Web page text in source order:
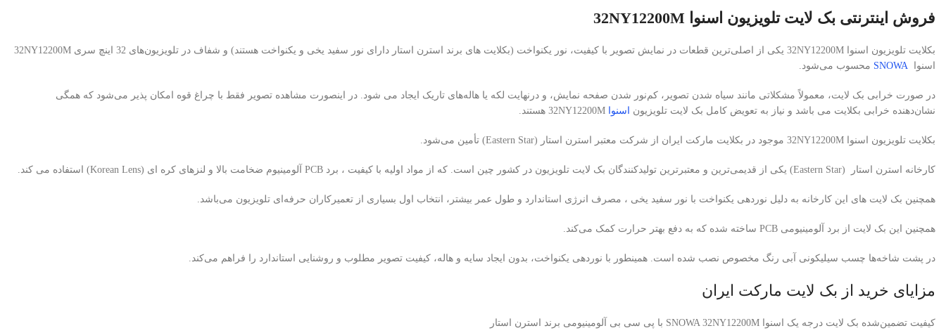
فروش اینترنتی بک لایت تلویزیون اسنوا 32NY12200M
بکلایت تلویزیون اسنوا 32NY12200M یکی از اصلی‌ترین قطعات در نمایش تصویر با کیفیت، نور یکنواخت (بکلایت های برند استرن استار دارای نور سفید یخی و یکنواخت هستند) و شفاف در تلویزیون‌های 32 اینچ سری 32NY12200M
اسنوا
محسوب می‌شود.
در صورت خرابی بک لایت، معمولاً مشکلاتی مانند سیاه شدن تصویر، کم‌نور شدن صفحه نمایش، و درنهایت لکه یا هاله‌های تاریک ایجاد می شود. در اینصورت مشاهده تصویر فقط با چراغ قوه امکان پذیر می‌شود که همگی
نشان‌دهنده خرابی بکلایت می باشد و نیاز به تعویض کامل بک لایت تلویزیون
اسنوا
بکلایت تلویزیون اسنوا 32NY12200M موجود در بکلایت مارکت ایران از شرکت معتبر استرن استار (Eastern Star) تأمین می‌شود.
کارخانه استرن استار (Eastern Star) یکی از قدیمی‌ترین و معتبرترین تولیدکنندگان بک لایت تلویزیون در کشور چین است. که از مواد اولیه با کیفیت ، برد PCB آلومینیوم ضخامت بالا و لنزهای کره ای (Korean Lens) استفاده می کند.
همچنین بک لایت های این کارخانه به دلیل نوردهی یکنواخت با نور سفید یخی ، مصرف انرژی استاندارد و طول عمر بیشتر، انتخاب اول بسیاری از تعمیرکاران حرفه‌ای تلویزیون می‌باشد.
همچنین این بک لایت از برد آلومینیومی PCB ساخته شده که به دفع بهتر حرارت کمک می‌کند.
در پشت شاخه‌ها چسب سیلیکونی آبی رنگ مخصوص نصب شده است. همینطور با نوردهی یکنواخت، بدون ایجاد سایه و هاله، کیفیت تصویر مطلوب و روشنایی استاندارد را فراهم می‌کند.
مزایای خرید از بک لایت مارکت ایران
کیفیت تضمین‌شده بک لایت درجه یک اسنوا SNOWA 32NY12200M با پی سی بی آلومینیومی برند استرن استار